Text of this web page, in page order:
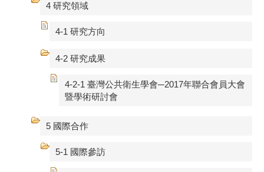
4 研究領域
4-1 研究方向
4-2 研究成果
4-2-1 臺灣公共衛生學會─2017年聯合會員大會
暨學術研討會
5 國際合作
5-1 國際參訪